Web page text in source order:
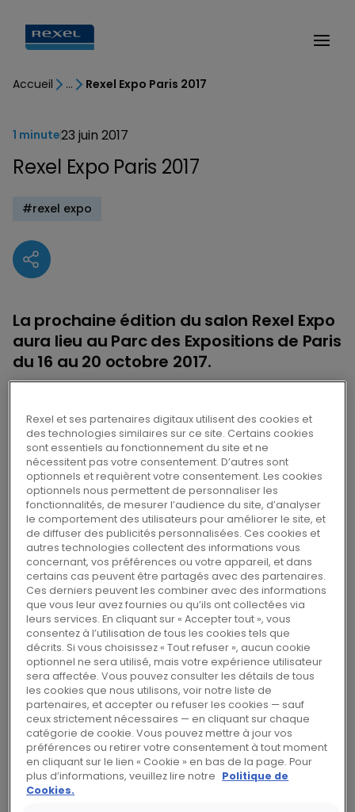
Accueil Rexel Expo Paris 2017
Rexel Expo Paris 2017
1 minute23 juin 2017
#rexel expo
La prochaine édition du salon Rexel Expo
aura lieu au Parc des Expositions de Paris
du 16 au 20 octobre 2017.
Pendant cinq jours, plus de 150 fabricants
ainsi que des experts Rexel présenteront les
dernières innovations en matière d’efficacité
énergétique, de multi-énergie, de pilotage
intelligent et de solutions connectées pour les
marchés résidentiel, tertiaire et industriel.
À travers des conférences et des stands
thématiques, les professionnels du monde de
l’énergie pourront découvrir de nouvelles
offres destinées à simplifier leur activité au
quotidien, se former pour intervenir sur de
nouveaux marchés à forte valeur ajoutée ou
s’informer sur les évolutions du secteur.
Espace d’échange et d’information privilégié,
Rexel Expo rassemble chaque année en
France près de 4 000 visiteurs venus découvrir
le meilleur des solutions de maîtrise de
Rexel et ses partenaires digitaux utilisent des cookies et
des technologies similaires sur ce site. Certains cookies
sont essentiels au fonctionnement du site et ne
nécessitent pas votre consentement. D’autres sont
optionnels et requièrent votre consentement. Les cookies
optionnels nous permettent de personnaliser les
fonctionnalités, de mesurer l’audience du site, d’analyser
le comportement des utilisateurs pour améliorer le site, et
de diffuser des publicités personnalisées. Ces cookies et
autres technologies collectent des informations vous
concernant, vos préférences ou votre appareil, et dans
certains cas peuvent être partagés avec des partenaires.
Ces derniers peuvent les combiner avec des informations
que vous leur avez fournies ou qu’ils ont collectées via
leurs services. En cliquant sur « Accepter tout », vous
consentez à l’utilisation de tous les cookies tels que
décrits. Si vous choisissez « Tout refuser », aucun cookie
optionnel ne sera utilisé, mais votre expérience utilisateur
sera affectée. Vous pouvez consulter les détails de tous
les cookies que nous utilisons, voir notre liste de
partenaires, et accepter ou refuser les cookies — sauf
ceux strictement nécessaires — en cliquant sur chaque
catégorie de cookie. Vous pouvez mettre à jour vos
préférences ou retirer votre consentement à tout moment
en cliquant sur le lien « Cookie » en bas de la page. Pour
plus d’informations, veuillez lire notre Politique de
Cookies.